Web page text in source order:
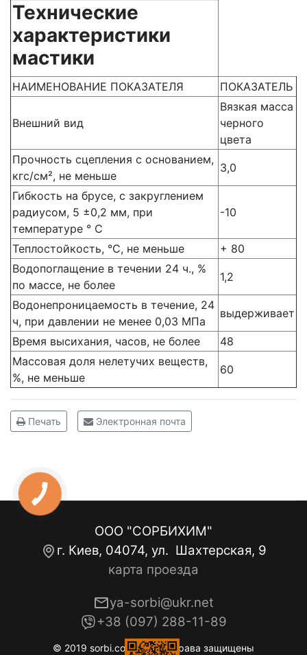
Технические
характеристики
мастики
НАИМЕНОВАНИЕ ПОКАЗАТЕЛЯ ПОКАЗАТЕЛЬ
Внешний вид
Вязкая масса
черного
цвета
Прочность сцепления с основанием,
кгс/см², не меньше
3,0
Гибкость на брусе, с закруглением
радиусом, 5 ±0,2 мм, при
температуре ° С
-10
Теплостойкость, °С, не меньше
+ 80
Водопоглащение в течении 24 ч., %
по массе, не более
1,2
Водонепроницаемость в течение, 24
ч, при давлении не менее 0,03 МПа
выдерживает
Время высихания, часов, не более
48
Массовая доля нелетучих веществ,
%, не меньше
60
Печать Электронная почта
ООО "СОРБИХИМ"
г. Киев, 04074, ул. Шахтерская, 9
карта проезда
© 2019 sorbi.com.ua. Все права защищены
ya-sorbi@ukr.net
+38 (097) 288-11-89